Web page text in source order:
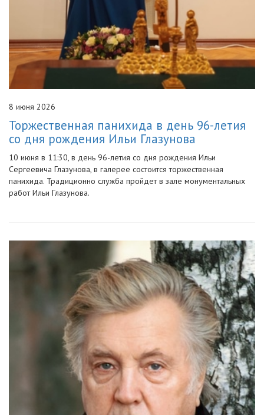
8 июня 2026
Торжественная панихида в день 96-летия
со дня рождения Ильи Глазунова
10 июня в 11:30, в день 96-летия со дня рождения Ильи
Сергеевича Глазунова, в галерее состоится торжественная
панихида. Традиционно служба пройдет в зале монументальных
работ Ильи Глазунова.